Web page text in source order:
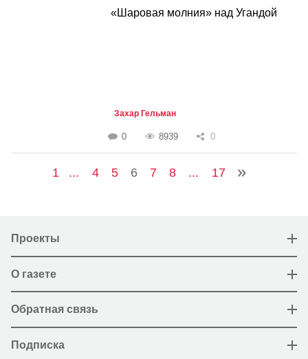
«Шаровая молния» над Угандой
Захар Гельман
0 8939 0
1 ... 4 5 6 7 8 ... 17
Проекты
О газете
Обратная связь
Подписка